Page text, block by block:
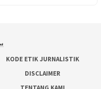
KODE ETIK JURNALISTIK
DISCLAIMER